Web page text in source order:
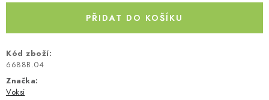
PŘIDAT DO KOŠÍKU
Kód zboží:
6688B.04
Značka:
Voksi